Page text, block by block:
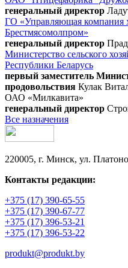
генеральный директор
ГО «Управляющая компания
Брестмясомолпром»
генеральный директор
Министерство сельского
Республики Беларусь
первый заместитель
продовольствия Кулак
ОАО «Милкавита»
генеральный директор
Все назначения
220005, г. Минск, ул.
Контакты редакции:
+375 (17) 390-65-55
+375 (17) 390-67-77
+375 (17) 396-53-21
+375 (17) 396-53-22
produkt@produkt.by